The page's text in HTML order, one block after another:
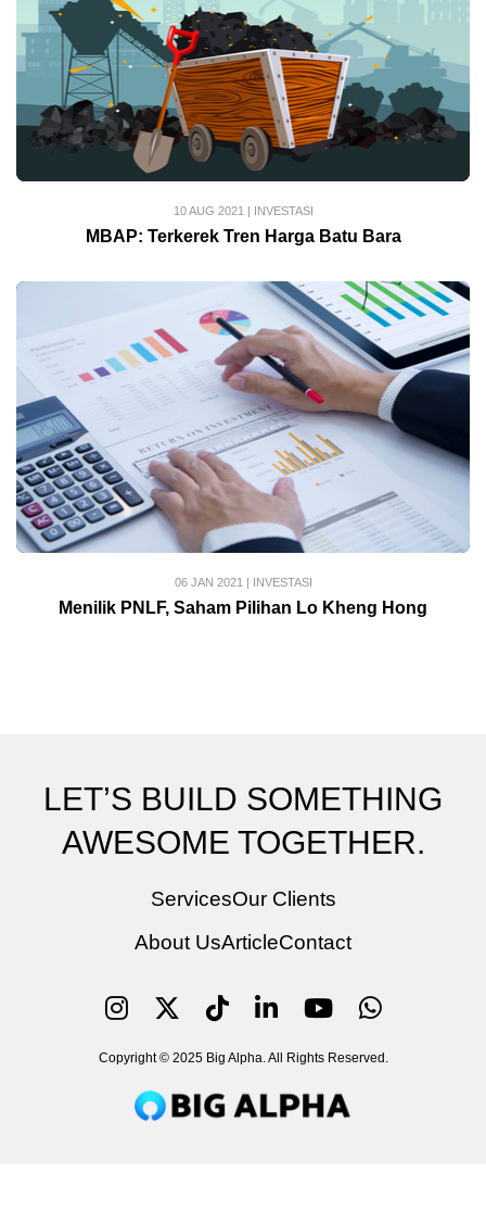
10 AUG 2021| INVESTASI
MBAP: Terkerek Tren Harga Batu Bara
06 JAN 2021| INVESTASI
Menilik PNLF, Saham Pilihan Lo Kheng Hong
LET’S BUILD SOMETHING
AWESOME TOGETHER.
ServicesOur Clients
About UsArticleContact
Copyright © 2025 Big Alpha. All Rights Reserved.